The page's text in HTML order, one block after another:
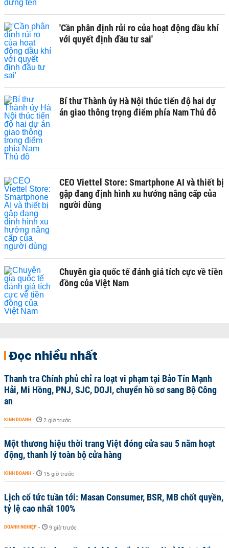
'Cần phân định rủi ro của hoạt động dầu khí
với quyết định đầu tư sai'
Bí thư Thành ủy Hà Nội thúc tiến độ hai dự
án giao thông trọng điểm phía Nam Thủ đô
CEO Viettel Store: Smartphone AI và thiết bị
gập đang định hình xu hướng nâng cấp của
người dùng
Chuyên gia quốc tế đánh giá tích cực về tiền
đồng của Việt Nam
Đọc nhiều nhất
Thanh tra Chính phủ chỉ ra loạt vi phạm tại Bảo Tín Mạnh
Hải, Mi Hồng, PNJ, SJC, DOJI, chuyển hồ sơ sang Bộ Công
an
KINH DOANH - 2 giờ trước
Một thương hiệu thời trang Việt đóng cửa sau 5 năm hoạt
động, thanh lý toàn bộ cửa hàng
KINH DOANH - 15 giờ trước
Lịch cổ tức tuần tới: Masan Consumer, BSR, MB chốt quyền,
tỷ lệ cao nhất 100%
DOANH NGHIỆP - 9 giờ trước